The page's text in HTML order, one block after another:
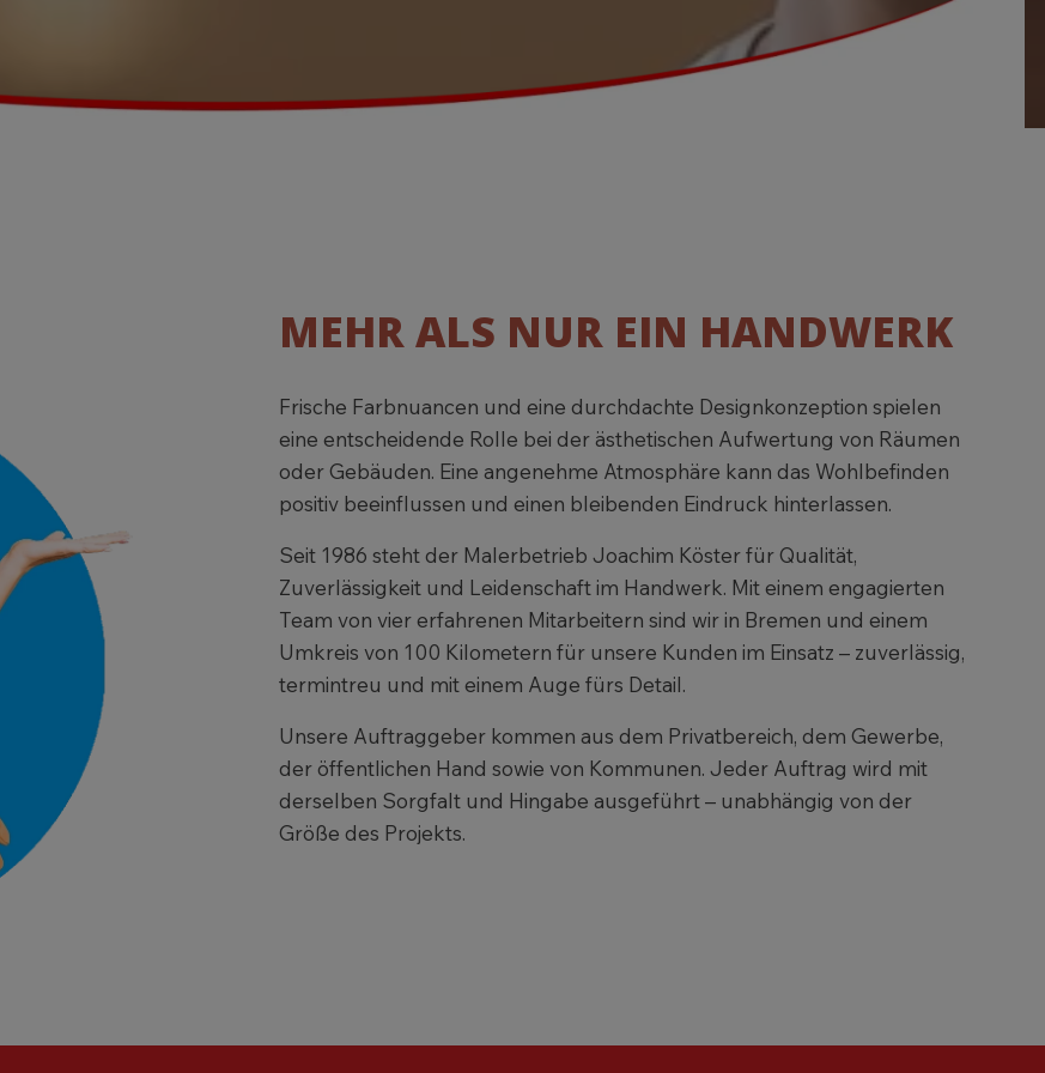
MEHR ALS NUR EIN HANDWERK
Frische Farbnuancen und eine durchdachte Designkonzeption spielen
eine entscheidende Rolle bei der ästhetischen Aufwertung von Räumen
oder Gebäuden. Eine angenehme Atmosphäre kann das Wohlbefinden
positiv beeinflussen und einen bleibenden Eindruck hinterlassen.
Seit 1986 steht der Malerbetrieb Joachim Köster für Qualität,
Zuverlässigkeit und Leidenschaft im Handwerk. Mit einem engagierten
Team von vier erfahrenen Mitarbeitern sind wir in Bremen und einem
Umkreis von 100 Kilometern für unsere Kunden im Einsatz – zuverlässig,
termintreu und mit einem Auge fürs Detail.
Unsere Auftraggeber kommen aus dem Privatbereich, dem Gewerbe,
der öffentlichen Hand sowie von Kommunen. Jeder Auftrag wird mit
derselben Sorgfalt und Hingabe ausgeführt – unabhängig von der
Größe des Projekts.